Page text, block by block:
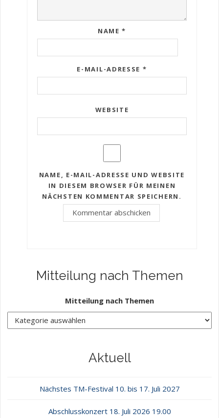
NAME*
E-MAIL-ADRESSE *
WEBSITE
NAME, E-MAIL-ADRESSE UND WEBSITE
IN DIESEM BROWSER FÜR MEINEN
NÄCHSTEN KOMMENTAR SPEICHERN.
Mitteilung nach Themen
Mitteilung nach Themen
Aktuell
Nächstes TM-Festival 10. bis 17. Juli 2027
Abschlusskonzert 18. Juli 2026 19.00